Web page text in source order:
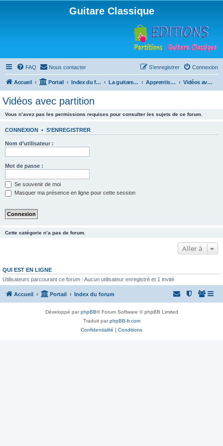
Guitare Classique
FAQ Nous contacter Connexion
S’enregistrer
Accueil Portail Index du forum La guitare : instrument, cours et théorie Apprentissage et enseignement de la guitare Vidéos avec partition
Vidéos avec partition
Vous n’avez pas les permissions requises pour consulter les sujets de ce forum.
CONNEXION • S’ENREGISTRER
Nom d’utilisateur :
Mot de passe :
Se souvenir de moi
Masquer ma présence en ligne pour cette session
Cette catégorie n’a pas de forum.
Aller à
QUI EST EN LIGNE
Utilisateurs parcourant ce forum : Aucun utilisateur enregistré et 1 invité
Accueil Portail Index du forum
Développé parphpBB® Forum Software © phpBB Limited
Traduit parphpBB-fr.com
Confidentialité | Conditions